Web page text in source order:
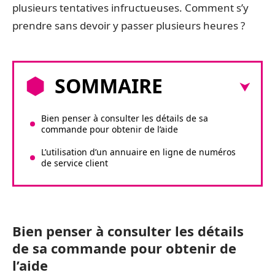
plusieurs tentatives infructueuses. Comment s’y
prendre sans devoir y passer plusieurs heures ?
SOMMAIRE
Bien penser à consulter les détails de sa
commande pour obtenir de l’aide
L’utilisation d’un annuaire en ligne de numéros
de service client
Bien penser à consulter les détails
de sa commande pour obtenir de
l’aide